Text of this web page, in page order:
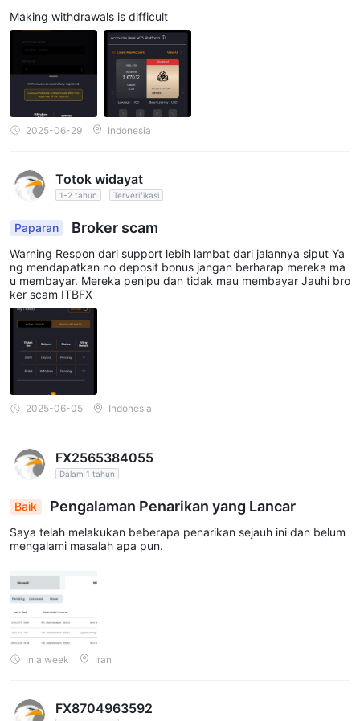
Making withdrawals is difficult
2025-06-29 Indonesia
Totok widayat
1-2 tahun Terverifikasi
Paparan Broker scam
Warning Respon dari support lebih lambat dari jalannya siput Ya
ng mendapatkan no deposit bonus jangan berharap mereka ma
u membayar. Mereka penipu dan tidak mau membayar Jauhi bro
ker scam ITBFX
2025-06-05 Indonesia
FX2565384055
Dalam 1 tahun
Baik Pengalaman Penarikan yang Lancar
Saya telah melakukan beberapa penarikan sejauh ini dan belum
mengalami masalah apa pun.
In a week Iran
FX8704963592